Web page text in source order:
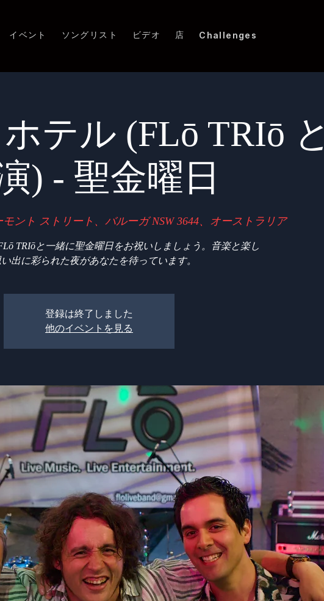
イベント ソングリスト ビデオ 店 Challenges
テル (FLō TRIō と
) - 聖金曜日
モント ストリート、バルーガ NSW 3644、オーストラリア
TRIōと一緒に聖金曜日をお祝いしましょう。音楽と楽し
出に彩られた夜があなたを待っています。
登録は終了しました
他のイベントを見る